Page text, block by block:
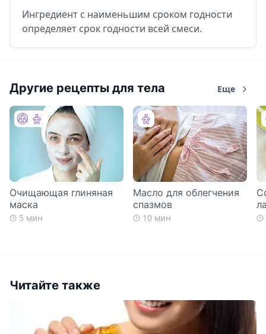
Ингредиент с наименьшим сроком годности
определяет срок годности всей смеси.
Другие рецепты для тела Еще
Очищающая глиняная
маска
5 мин
Масло для облегчения
спазмов
10 мин
Читайте также